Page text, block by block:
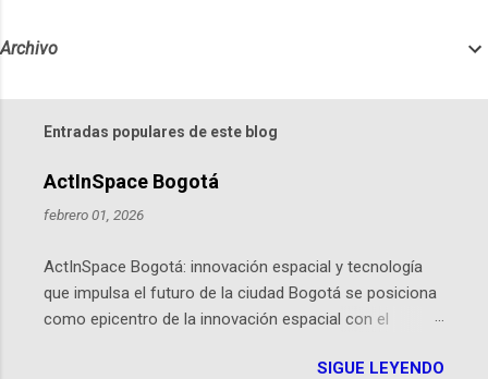
Archivo
Entradas populares de este blog
ActInSpace Bogotá
febrero 01, 2026
ActInSpace Bogotá: innovación espacial y tecnología
que impulsa el futuro de la ciudad Bogotá se posiciona
como epicentro de la innovación espacial con el
hackathon global que convierte tecnologías de la
SIGUE LEYENDO